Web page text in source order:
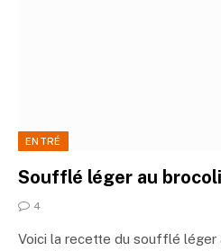
ENTRÉ
Soufflé léger au brocoli
4
Voici la recette du soufflé léger